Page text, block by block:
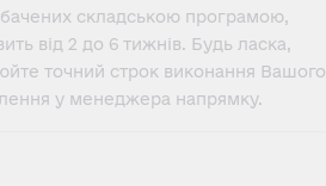
складською програмою,
від 2 до 6 тижнів. Будь ласка,
точний строк виконання Вашого
у менеджера напрямку.